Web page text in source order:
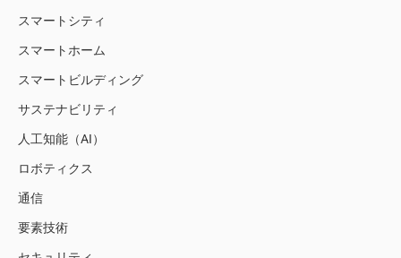
スマートシティ
スマートホーム
スマートビルディング
サステナビリティ
人工知能（AI）
ロボティクス
通信
要素技術